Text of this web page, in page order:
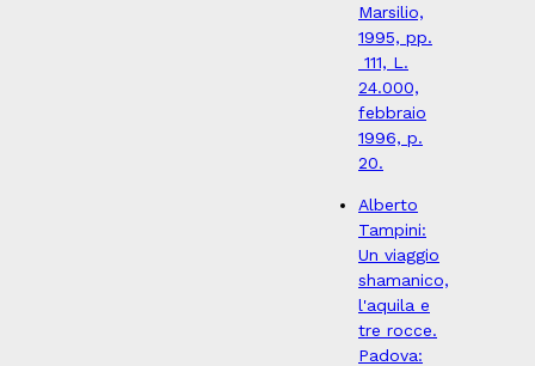
Marsilio,
1995, pp.
111, L.
24.000,
febbraio
1996, p.
20.
Alberto
Tampini:
Un viaggio
shamanico,
l'aquila e
tre rocce.
Padova: